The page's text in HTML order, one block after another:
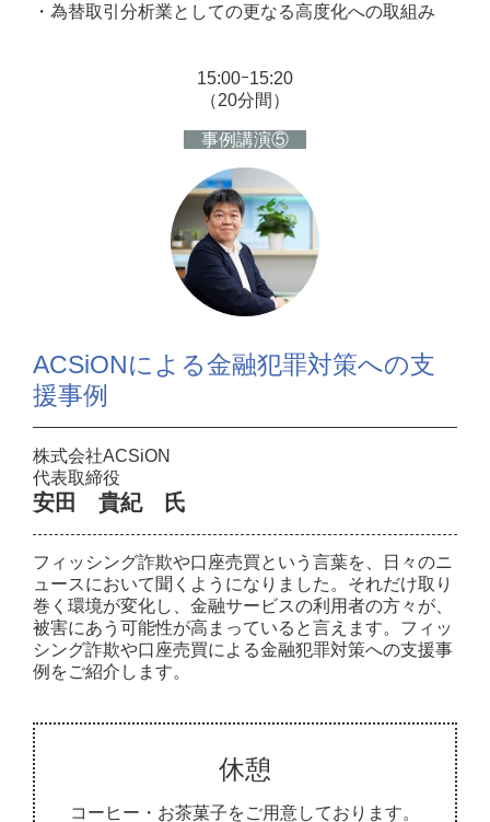
・為替取引分析業としての更なる高度化への取組み
15:00ｰ15:20
（20分間）
事例講演⑤
ACSiONによる金融犯罪対策への支
援事例
株式会社ACSiON
代表取締役
安田 貴紀 氏
フィッシング詐欺や口座売買という言葉を、日々のニ
ュースにおいて聞くようになりました。それだけ取り
巻く環境が変化し、金融サービスの利用者の方々が、
被害にあう可能性が高まっていると言えます。フィッ
シング詐欺や口座売買による金融犯罪対策への支援事
例をご紹介します。
休憩
コーヒー・お茶菓子をご用意しております。